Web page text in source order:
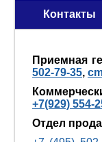
Контакты
Приемная
502-79-35,
+7(929) 554-
Отдел